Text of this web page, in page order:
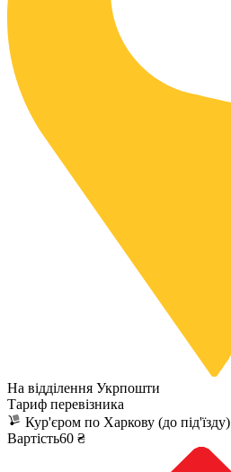
На відділення Укрпошти
Тариф перевізника
Кур'єром по Харкову (до під'їзду)
Вартість60 ₴